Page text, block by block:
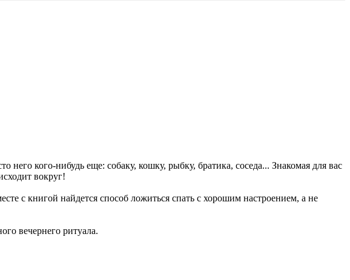
него кого-нибудь еще: собаку, кошку, рыбку, братика, соседа... Знакомая для вас
вокруг!
с книгой найдется способ ложиться спать с хорошим настроением, а не
вечернего ритуала.